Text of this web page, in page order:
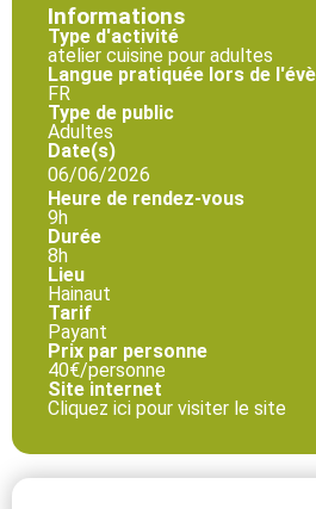
Informations
Type d'activité
atelier cuisine pour adultes
Langue pratiquée lors de
FR
Type de public
Adultes
Date(s)
06/06/2026
Heure de rendez-vous
9h
Durée
8h
Lieu
Hainaut
Tarif
Payant
Prix par personne
40€/personne
Site internet
Cliquez ici pour visiter le site